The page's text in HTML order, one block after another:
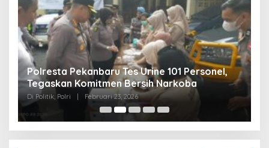
Polresta Pekanbaru Tes Urine 101 Personel,
Tegaskan Komitmen Bersih Narkoba
Di Politik, Polri Februari 23, 2026